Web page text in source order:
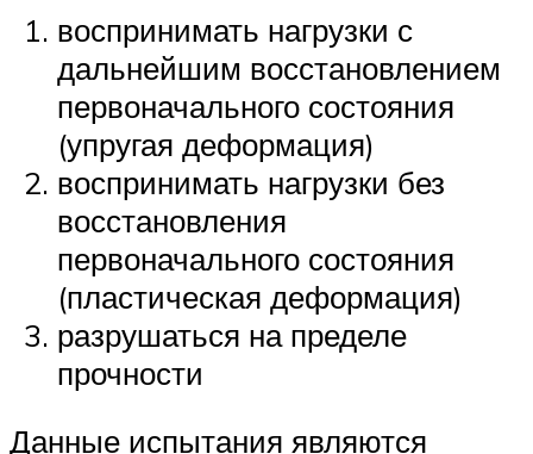
воспринимать нагрузки с
дальнейшим восстановлением
первоначального состояния
(упругая деформация)
воспринимать нагрузки без
восстановления
первоначального состояния
(пластическая деформация)
разрушаться на пределе
прочности
Данные испытания являются